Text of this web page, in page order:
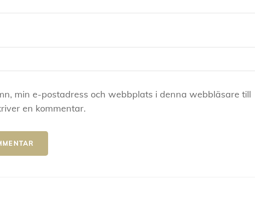
min e-postadress och webbplats i denna webbläsare till
en kommentar.